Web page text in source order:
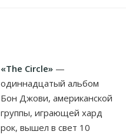
«The Circle» —
одиннадцатый альбом
Бон Джови, американской
группы, играющей хард
рок, вышел в свет 10